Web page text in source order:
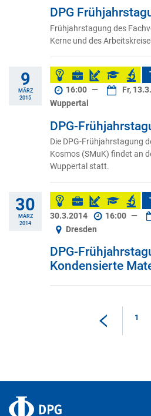
DPG
Frühjahrstagung des
Kerne und des
9
MÄRZ
2015
16:00 — Fr,
Wuppertal
DPG-
Die DPG-Frühjahrstagung
Kosmos (SMuK) findet an
Wuppertal statt.
30
MÄRZ
2014
30.3.2014
16:00 —
Dresden
DPG-
Kondensierte
1